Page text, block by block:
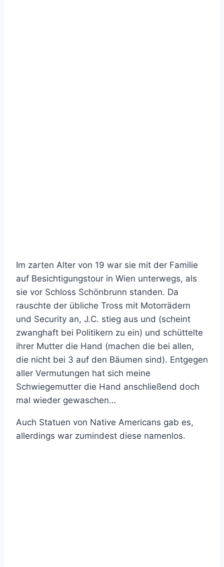
Im zarten Alter von 19 war sie mit der Familie
auf Besichtigungstour in Wien unterwegs, als
sie vor Schloss Schönbrunn standen. Da
rauschte der übliche Tross mit Motorrädern
und Security an, J.C. stieg aus und (scheint
zwanghaft bei Politikern zu ein) und schüttelte
ihrer Mutter die Hand (machen die bei allen,
die nicht bei 3 auf den Bäumen sind). Entgegen
aller Vermutungen hat sich meine
Schwiegemutter die Hand anschließend doch
mal wieder gewaschen…
Auch Statuen von Native Americans gab es,
allerdings war zumindest diese namenlos.